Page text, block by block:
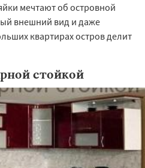
мечтают об островной
внешний вид и даже
квартирах остров делит
стойкой